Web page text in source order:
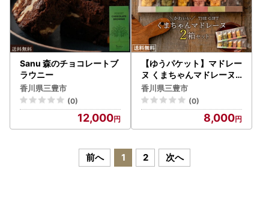
Sanu 森のチョコレートブ
ラウニー
香川県三豊市
(0)
12,000
【ゆうパケット】マドレー
ヌ くまちゃんマドレーヌ
透明ギフトBOX 6個入り×
2
香川県三豊市
(0)
8,000
前へ 1 2 次へ